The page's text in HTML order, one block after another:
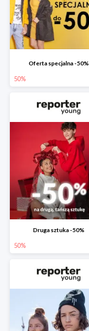
Oferta specjalna -50%
50%
Druga sztuka -50%
50%